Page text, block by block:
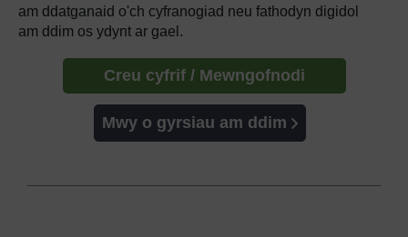
am ddatganaid o'ch cyfranogiad neu fathodyn digidol
am ddim os ydynt ar gael.
Creu cyfrif / Mewngofnodi
Mwy o gyrsiau am ddim